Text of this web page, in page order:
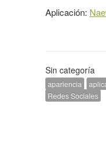
Aplicación:
Sin categoría
apariencia
Redes Sociales